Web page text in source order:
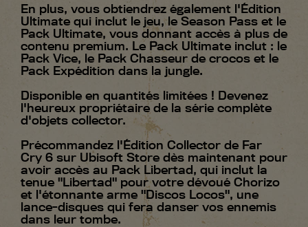
En plus, vous obtiendrez également l'Édition
Ultimate qui inclut le jeu, le Season Pass et le
Pack Ultimate, vous donnant accès à plus de
contenu premium. Le Pack Ultimate inclut : le
Pack Vice, le Pack Chasseur de crocos et le
Pack Expédition dans la jungle.
Disponible en quantités limitées ! Devenez
l'heureux propriétaire de la série complète
d'objets collector.
Précommandez l'Édition Collector de Far
Cry 6 sur Ubisoft Store dès maintenant pour
avoir accès au Pack Libertad, qui inclut la
tenue "Libertad" pour votre dévoué Chorizo
et l'étonnante arme "Discos Locos", une
lance-disques qui fera danser vos ennemis
dans leur tombe.